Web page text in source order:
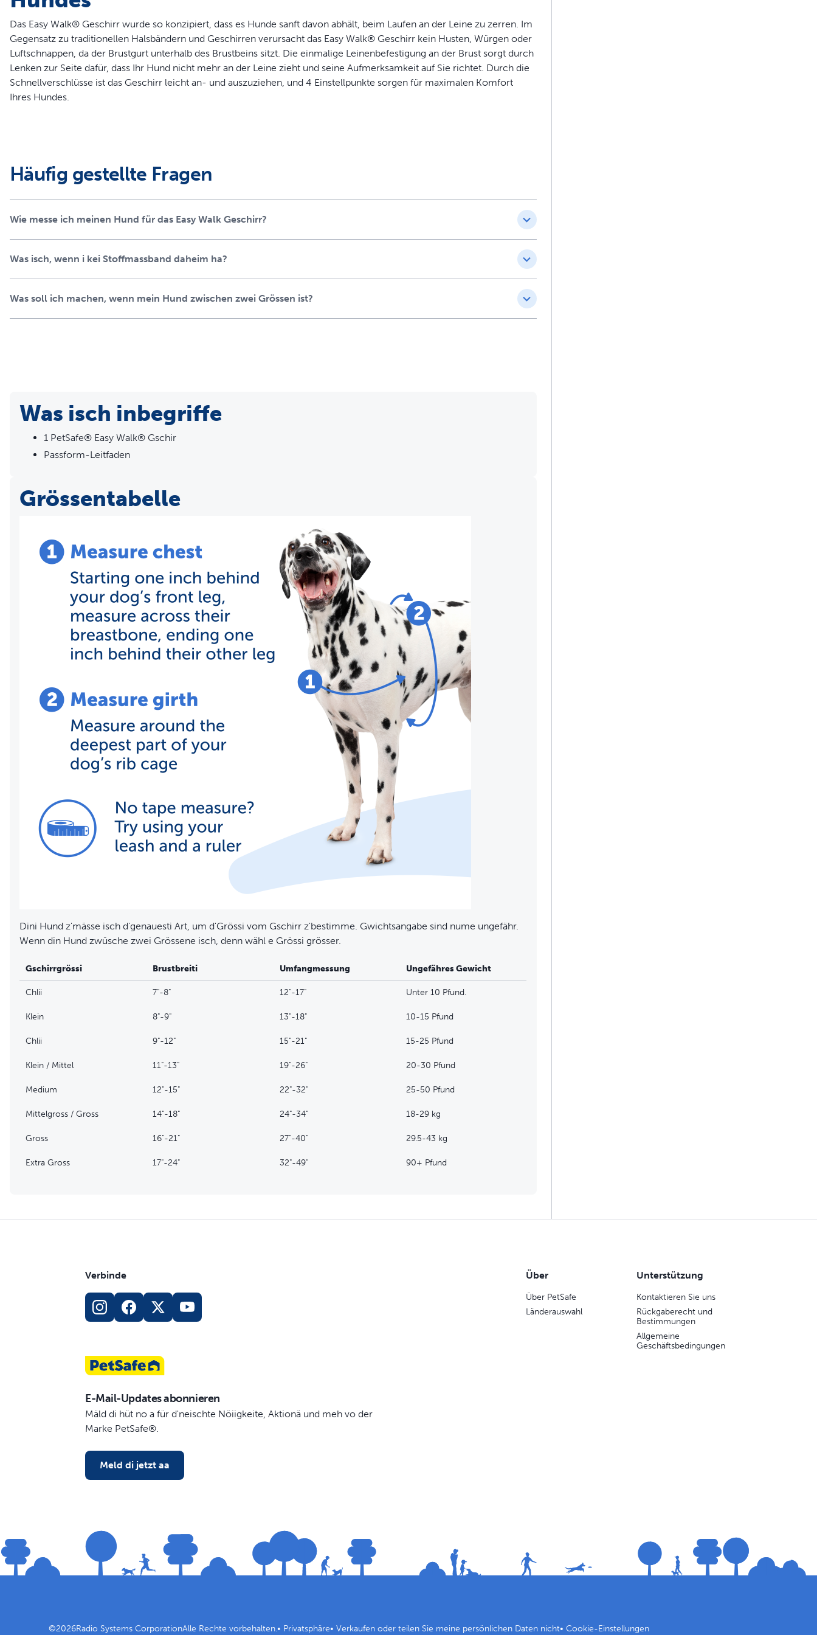
Das Easy Walk® Geschirr wurde so konzipiert, dass es Hunde sanft davon abhält, beim Laufen an der Leine zu zerren. Im
Gegensatz zu traditionellen Halsbändern und Geschirren verursacht das Easy Walk® Geschirr kein Husten, Würgen oder
Luftschnappen, da der Brustgurt unterhalb des Brustbeins sitzt. Die einmalige Leinenbefestigung an der Brust sorgt durch
Lenken zur Seite dafür, dass Ihr Hund nicht mehr an der Leine zieht und seine Aufmerksamkeit auf Sie richtet. Durch die
Schnellverschlüsse ist das Geschirr leicht an- und auszuziehen, und 4 Einstellpunkte sorgen für maximalen Komfort
Ihres Hundes.
Einfach anzupassen und benutzerfreundlich
Empfohlen von Tierärzten und Trainern
2 Schnellverschlüsse zum einfacheren Anziehen
Weiches Nylonmaterial
Anpassungsanleitung liegt bei
Häufig gestellte Fragen
Wie messe ich meinen Hund für das Easy Walk Geschirr?
Was isch, wenn i kei Stoffmassband daheim ha?
Was soll ich machen, wenn mein Hund zwischen zwei Grössen ist?
Was isch inbegriffe
1 PetSafe® Easy Walk® Gschir
Passform-Leitfaden
Grössentabelle
Dini Hund z'mässe isch d'genauesti Art, um d'Grössi vom Gschirr z'bestimme. Gwichtsangabe sind nume ungefähr.
Wenn din Hund zwüsche zwei Grössene isch, denn wähl e Grössi grösser.
Gschirrgrössi Brustbreiti Umfangmessung Ungefähres Gewicht
Chlii 7"-8" 12"-17" Unter 10 Pfund.
Klein 8"-9" 13"-18" 10-15 Pfund
Chlii 9"-12" 15"-21" 15-25 Pfund
Klein / Mittel 11"-13" 19"-26" 20-30 Pfund
Medium 12"-15" 22"-32" 25-50 Pfund
Mittelgross / Gross 14"-18" 24"-34" 18-29 kg
Gross 16"-21" 27"-40" 29.5-43 kg
Extra Gross 17"-24" 32"-49" 90+ Pfund
Verbinde
E-Mail-Updates abonnieren
Mäld di hüt no a für d'neischte Nöiigkeite, Aktionä und meh vo der
Marke PetSafe®.
Meld di jetzt aa
Über
Über PetSafe
Länderauswahl
Unterstützung
Kontaktieren Sie uns
Rückgaberecht und
Bestimmungen
Allgemeine
Geschäftsbedingungen
©2026Radio Systems CorporationAlle Rechte vorbehalten.• Privatsphäre• Verkaufen oder teilen Sie meine persönlichen Daten nicht• Cookie-Einstellungen